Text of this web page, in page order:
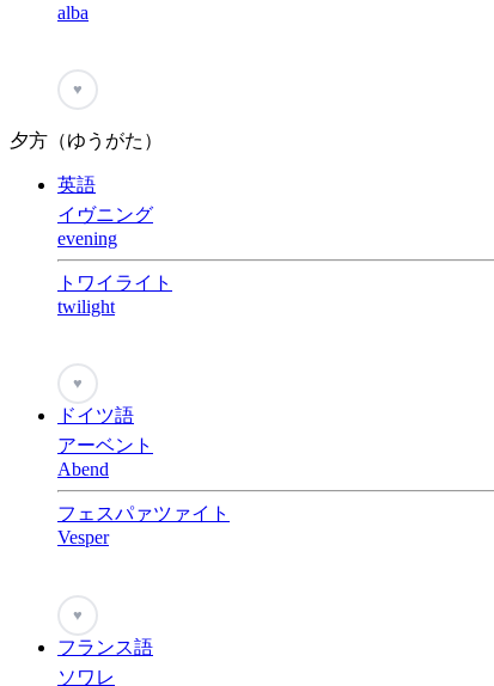
alba
♥
夕方（ゆうがた）
英語
イヴニング
evening
トワイライト
twilight
♥
ドイツ語
アーベント
Abend
フェスパァツァイト
Vesper
♥
フランス語
ソワレ